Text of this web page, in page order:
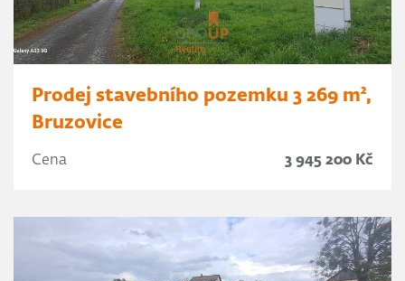
Prodej stavebního pozemku 3 269 m²,
Bruzovice
Cena 3 945 200 Kč